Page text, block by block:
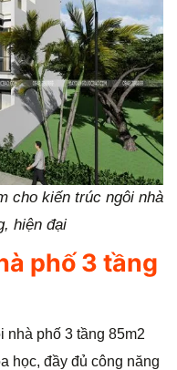
cho kiến trúc ngôi nhà
hiện đại
phố 3 tầng
nhà phố 3 tầng 85m2
học, đầy đủ công năng